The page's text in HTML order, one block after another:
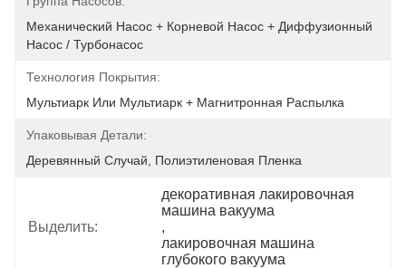
Механический Насос + Корневой Насос + Диффузионный
Насос / Турбонасос
Технология Покрытия:
Мультиарк Или Мультиарк + Магнитронная Распылка
Упаковывая Детали:
Деревянный Случай, Полиэтиленовая Пленка
Выделить:
декоративная лакировочная
машина вакуума
,
лакировочная машина
глубокого вакуума